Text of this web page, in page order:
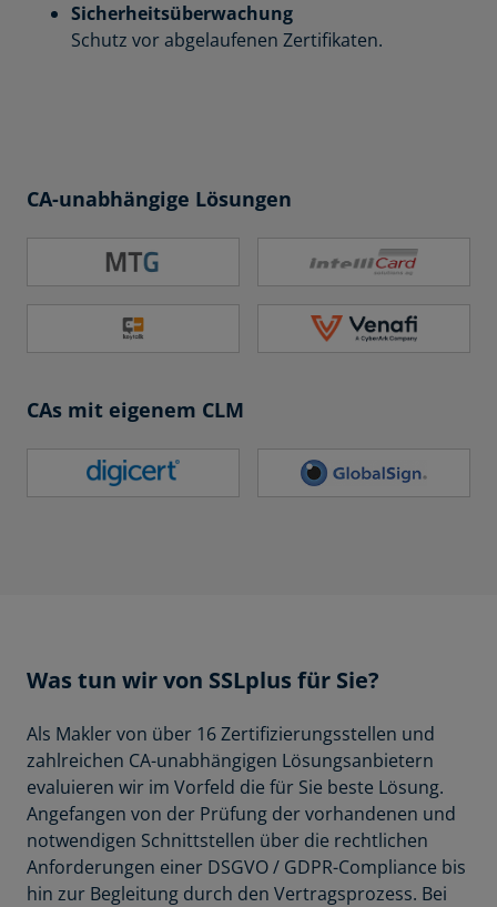
Sicherheitsüberwachung
Schutz vor abgelaufenen Zertifikaten.
CA-unabhängige Lösungen
CAs mit eigenem CLM
Was tun wir von SSLplus für Sie?
Als Makler von über 16 Zertifizierungsstellen und
zahlreichen CA-unabhängigen Lösungsanbietern
evaluieren wir im Vorfeld die für Sie beste Lösung.
Angefangen von der Prüfung der vorhandenen und
notwendigen Schnittstellen über die rechtlichen
Anforderungen einer DSGVO / GDPR-Compliance bis
hin zur Begleitung durch den Vertragsprozess. Bei